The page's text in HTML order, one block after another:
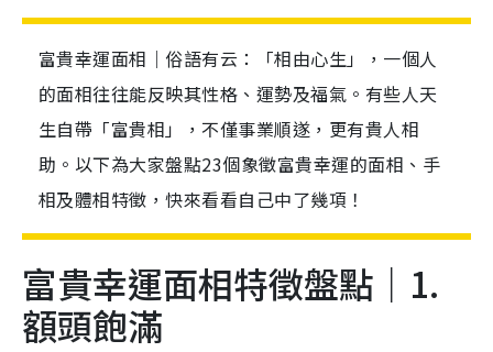
富貴幸運面相｜俗語有云：「相由心生」，一個人
的面相往往能反映其性格、運勢及福氣。有些人天
生自帶「富貴相」，不僅事業順遂，更有貴人相
助。以下為大家盤點23個象徵富貴幸運的面相、手
相及體相特徵，快來看看自己中了幾項！
富貴幸運面相特徵盤點｜1.
額頭飽滿